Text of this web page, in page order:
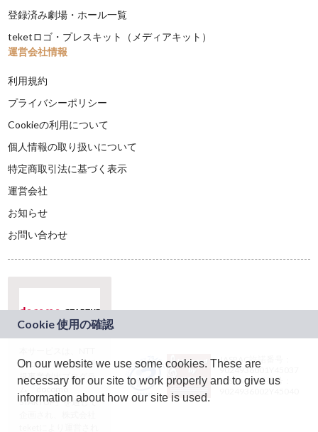
登録済み劇場・ホール一覧
teketロゴ・プレスキット（メディアキット）
運営会社情報
利用規約
プライバシーポリシー
Cookieの利用について
個人情報の取り扱いについて
特定商取引法に基づく表示
運営会社
お知らせ
お問い合わせ
ドコモグループの新
規事業創出プログラ
ム「docomo
STARTUP」を通じて
JASRAC許諾番号：
9024936001Y45037
JASRAC許諾番号：
On our website we use some cookies. These are
necessary for our site to work properly and to give us
information about how our site is used.